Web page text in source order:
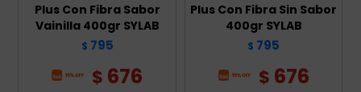
Plus Con Fibra Sabor
Vainilla 400gr SYLAB
$ 795
$ 676
Plus Con Fibra Sin Sabor
400gr SYLAB
$ 795
$ 676